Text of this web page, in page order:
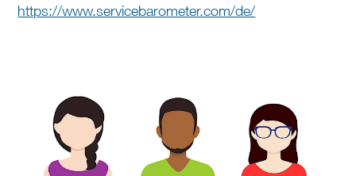
https://www.servicebarometer.com/de/